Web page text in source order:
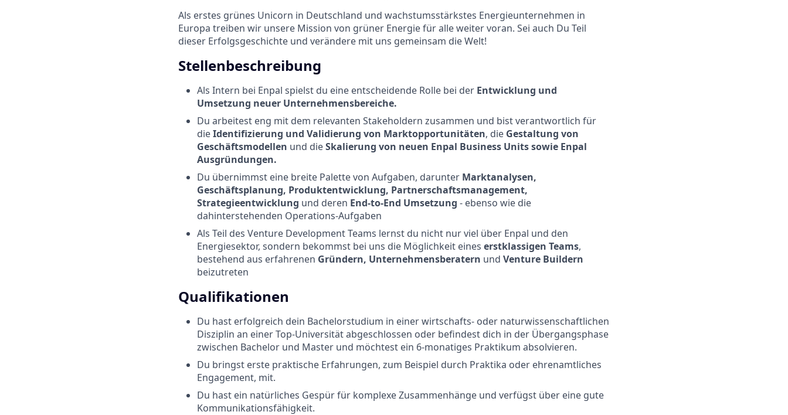
Als erstes grünes Unicorn in Deutschland und wachstumsstärkstes Energieunternehmen in
Europa treiben wir unsere Mission von grüner Energie für alle weiter voran. Sei auch Du Teil
dieser Erfolgsgeschichte und verändere mit uns gemeinsam die Welt!
Stellenbeschreibung
Als Intern bei Enpal spielst du eine entscheidende Rolle bei der Entwicklung und
Umsetzung neuer Unternehmensbereiche.
Du arbeitest eng mit dem relevanten Stakeholdern zusammen und bist verantwortlich für
dieIdentifizierung und Validierung von Marktopportunitäten, die Gestaltung von
Geschäftsmodellen und dieSkalierung von neuen Enpal Business Units sowie Enpal
Ausgründungen.
Du übernimmst eine breite Palette von Aufgaben, darunter Marktanalysen,
Geschäftsplanung, Produktentwicklung, Partnerschaftsmanagement,
Strategieentwicklung und deren End-to-End Umsetzung - ebenso wie die
dahinterstehenden Operations-Aufgaben
Als Teil des Venture Development Teams lernst du nicht nur viel über Enpal und den
Energiesektor, sondern bekommst bei uns die Möglichkeit eines erstklassigen Teams,
bestehend aus erfahrenen Gründern, Unternehmensberatern und Venture Buildern
beizutreten
Qualifikationen
Du hast erfolgreich dein Bachelorstudium in einer wirtschafts- oder naturwissenschaftlichen
Disziplin an einer Top-Universität abgeschlossen oder befindest dich in der Übergangsphase
zwischen Bachelor und Master und möchtest ein 6-monatiges Praktikum absolvieren.
Du bringst erste praktische Erfahrungen, zum Beispiel durch Praktika oder ehrenamtliches
Engagement, mit.
Du hast ein natürliches Gespür für komplexe Zusammenhänge und verfügst über eine gute
Kommunikationsfähigkeit.